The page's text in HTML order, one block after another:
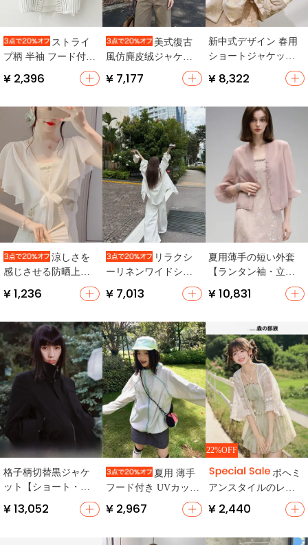
ストライ
プ柄 半袖 フード付き
UVカット レディース
カーディガン【ゆっ
（セットアップ対
¥ 2,396
美式復古
風仿麂皮绒ジャケッ
用】
¥ 7,177
新中式デザイン 春用
ショートジャケット
【女性用・おしゃれ
な雰囲気】
¥ 8,322
涼しさを
感じさせる防晒上着
【薄手・夏用・カー
ディガン】（セット
¥ 1,236
リラクシ
ーリネンワイドシャ
ツコート【女性用・
リゾートスタイル】
¥ 7,013
夏用薄手の短い外套
【ランタン袖・立
襟・国風デザイン・
軽やか】
¥ 10,831
格子柄切替黒ジャケ
ット【ショート・タ
イトフィット・スタ
ッズ付き】
¥ 13,052
夏用 薄手
フード付き UVカット
ジャケット【短丈・
ゆったり・通気性】
¥ 2,967
22%OFF
ボヘミ
アンスタイルのレー
ス透かし軽量カーデ
ィガン【五分袖・日
¥ 2,440